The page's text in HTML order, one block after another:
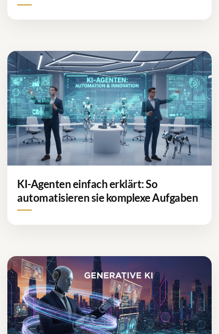
KI-Agenten einfach erklärt: So
automatisieren sie komplexe Aufgaben